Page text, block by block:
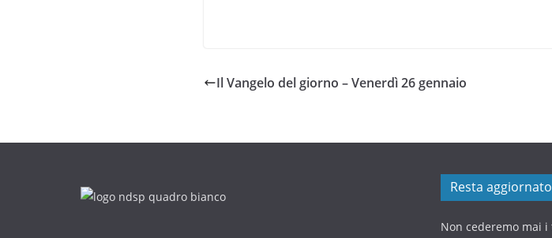
Il Vangelo del giorno – Venerdì 26 gennaio
Resta aggiornato
Non cederemo mai